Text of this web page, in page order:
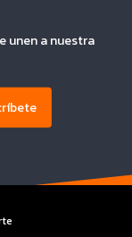
unen a nuestra